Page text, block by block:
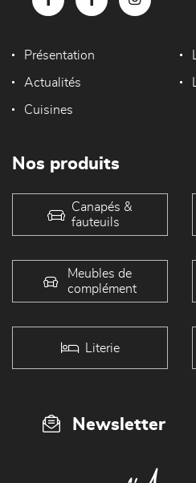
Présentation
Actualités
Cuisines
Nos produits
Canapés &
fauteuils
Meubles de
complément
Literie
Newsletter